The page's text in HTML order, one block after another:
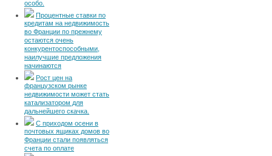
особо.
Процентные ставки по
кредитам на недвижимость
во Франции по прежнему
остаются очень
конкурентоспособными,
наилучшие предложения
начинаются
Рост цен на
французском рынке
недвижимости может стать
катализатором для
дальнейшего скачка.
С приходом осени в
почтовых ящиках домов во
Франции стали появляться
счета по оплате